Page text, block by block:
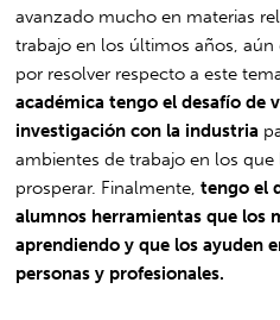
avanzado mucho en materias
trabajo en los últimos años,
por resolver respecto a este
académica tengo el desafío de
investigación con la industria
ambientes de trabajo en los
prosperar. Finalmente,tengo el
alumnos herramientas que los
aprendiendo y que los ayuden
personas y profesionales.